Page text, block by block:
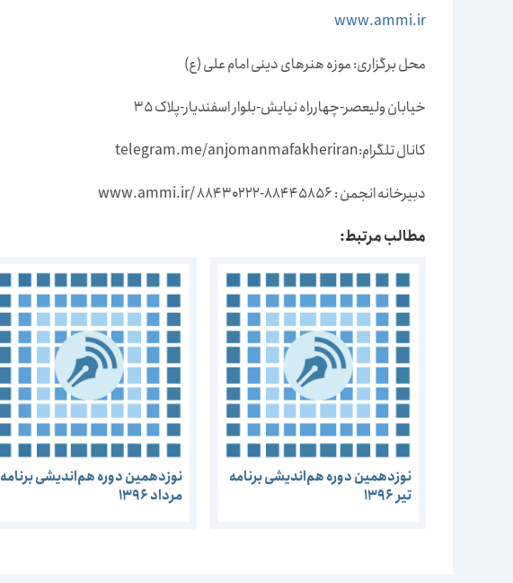
www.ammi.ir
محل برگزاری: موزه هنرهای دینی امام علی (ع)
خیابان ولیعصر-چهارراه نیایش-بلوار اسفندیار-پلاک 35
کانال تلگرام:telegram.me/anjomanmafakheriran
دبیرخانه انجمن : 88445856-88430222 /www.ammi.ir
مطالب مرتبط:
نوزدهمین دوره هم‌اندیشی برنامه‌
تیر 1396
نوزدهمین دوره هم‌اندیشی برنامه‌
مرداد 1396